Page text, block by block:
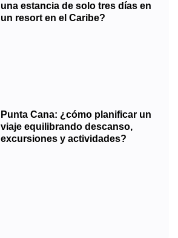
una estancia de solo tres días en
un resort en el Caribe?
Punta Cana: ¿cómo planificar un
viaje equilibrando descanso,
excursiones y actividades?